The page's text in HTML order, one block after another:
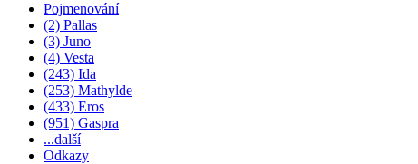
Pojmenování
(2) Pallas
(3) Juno
(4) Vesta
(243) Ida
(253) Mathylde
(433) Eros
(951) Gaspra
...další
Odkazy